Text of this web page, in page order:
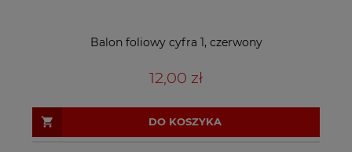
Balon foliowy cyfra 1, czerwony
12,00 zł
DO KOSZYKA